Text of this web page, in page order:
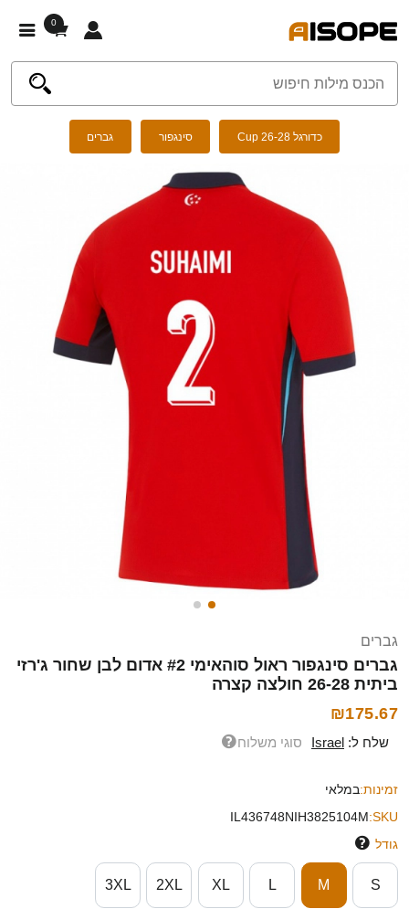
0
כדורגל Cup 26-28 סינגפור גברים
גברים
גברים סינגפור ראול סוהאימי #2 אדום לבן שחור ג'רזי
ביתית 26-28 חולצה קצרה
₪175.67
שלח ל: Israel סוגי משלוח
זמינות:במלאי
SKU:
IL436748NIH3825104M
גודל
S
M
L
XL
2XL
3XL